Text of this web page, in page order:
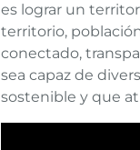
es lograr un
territorio,
conectado,
sea capaz de
sostenible y que